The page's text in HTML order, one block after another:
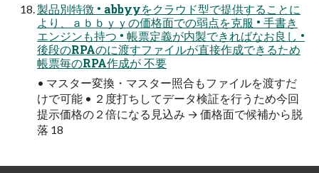
製品別特徴 • abbyyをクラウド型で提供することに
より、ａｂｂｙｙの価格面での弱点を克服 • 手書き
エンジンも持つ • 帳票定義が内製できればなお良し •
後段のRPAのに渡すファイルが直接作成できるため
帳票毎のRPA作成が 不要
• マスター変換・マスター照合もファイルを渡すだ
けで可能 • ２度打ちしてデータ検証を行うため今回
提示価格の２倍になる見込み → 価格面で候補から脱
落 18